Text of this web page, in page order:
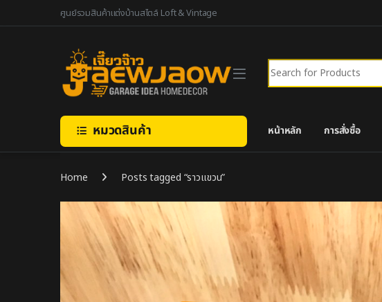
Skip to navigationศูนย์รวมสินค้าแต่งบ้านสไตล์ Loft & Vintage
Search for:
หมวดสินค้า หน้าหลัก การสั่งซื้อ
Home Posts tagged “ราวแขวน”